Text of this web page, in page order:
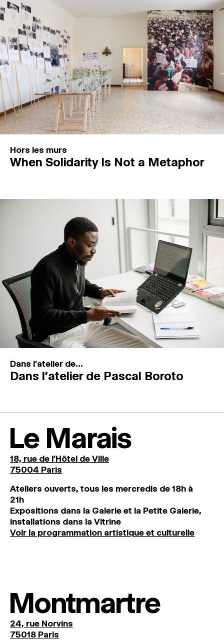
Hors les murs
When Solidarity Is Not a Metaphor
Dans l'atelier de...
Dans l’atelier de Pascal Boroto
Le Marais
18, rue de l'Hôtel de Ville
75004 Paris
Ateliers ouverts, tous les mercredis de 18h à
21h
Expositions dans la Galerie et la Petite Galerie,
installations dans la Vitrine
Voir la programmation artistique et culturelle
Montmartre
24, rue Norvins
75018 Paris